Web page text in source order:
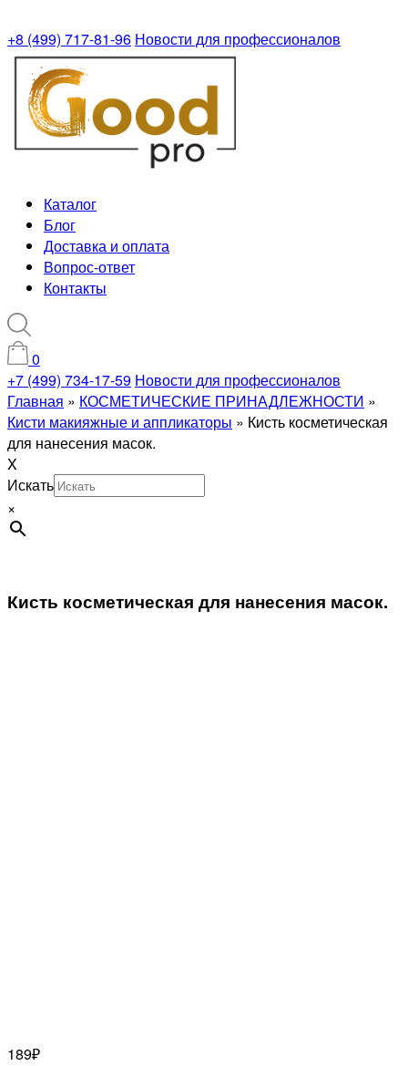
+8 (499) 717-81-96 Новости для профессионалов
Каталог
Блог
Доставка и оплата
Вопрос-ответ
Контакты
0
+7 (499) 734-17-59 Новости для профессионалов
Главная » КОСМЕТИЧЕСКИЕ ПРИНАДЛЕЖНОСТИ »
Кисти макияжные и аппликаторы » Кисть косметическая
для нанесения масок.
X
Искать
×
Кисть косметическая для нанесения масок.
189₽